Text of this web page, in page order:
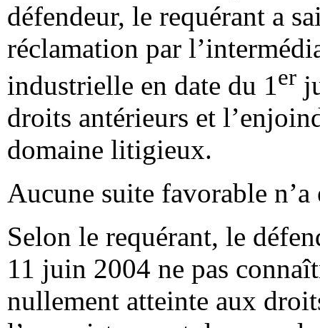
défendeur, le requérant a
réclamation par
industrielle en date du 1er
droits antérieurs et
domaine litigieux.
Aucune suite favorable n’a
Selon le requérant, le
11 juin 2004 ne pas
nullement atteinte aux